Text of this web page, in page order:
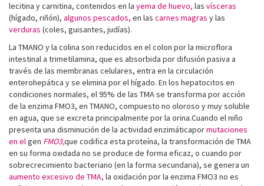
lecitina y carnitina, contenidos en la yema de huevo, las vísceras
(hígado, riñón), algunos pescados, en las carnes magras y las
verduras (coles, guisantes, judías).
La TMANO y la colina son reducidos en el colon por la microflora
intestinal a trimetilamina, que es absorbida por difusión pasiva a
través de las membranas celulares, entra en la circulación
enterohepática y se elimina por el hígado. En los hepatocitos en
condiciones normales, el 95% de las TMA se transforma por acción
de la enzima FMO3, en TMANO, compuesto no oloroso y muy soluble
en agua, que se excreta principalmente por la orina.Cuando el niño
presenta una disminución de la actividad enzimáticapormutaciones
en elgen FMO3,que codifica esta proteína, la transformación de TMA
en su forma oxidada no se produce de forma eficaz, o cuando por
sobrecrecimiento bacteriano (en la forma secundaria), se genera un
aumento excesivo de TMA, la oxidación por la enzima FMO3 no es